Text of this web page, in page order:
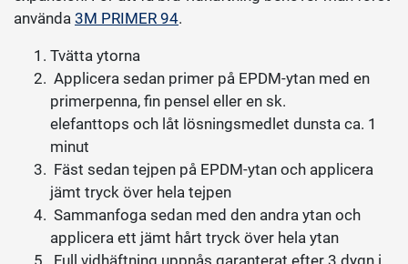
använda 3M PRIMER 94.
Tvätta ytorna
Applicera sedan primer på EPDM-ytan med en
primerpenna, fin pensel eller en sk.
elefanttops och låt lösningsmedlet dunsta ca. 1
minut
Fäst sedan tejpen på EPDM-ytan och applicera
jämt tryck över hela tejpen
Sammanfoga sedan med den andra ytan och
applicera ett jämt hårt tryck över hela ytan